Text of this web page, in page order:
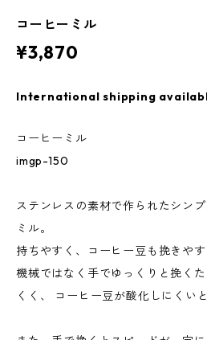
コーヒーミル
¥3,870
International shipping
コーヒーミル
imgp-150
ステンレスの素材で作られたシン
ミル。
持ちやすく、コーヒー豆も挽きやす
機械ではなく手でゆっくりと挽く
くく、 コーヒー豆が酸化しにくい